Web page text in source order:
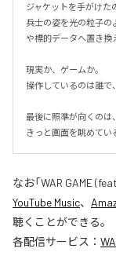
ジャケットを手がけた
兵士の姿を光の粒子の
や標的データへ置き換
現実か、ゲームか。
操作しているのは誰で
最後に照準が向くのは、
きっと画面を眺めてい
なお「WAR GAME
YouTube Music、
聴くことができる。
各配信サービス：